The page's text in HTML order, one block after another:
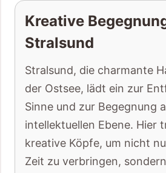
Kreative
Stralsund
Stralsund, die charmante
der Ostsee, lädt ein zur
Sinne und zur Begegnung
intellektuellen Ebene. Hier
kreative Köpfe, um nicht
Zeit zu verbringen,